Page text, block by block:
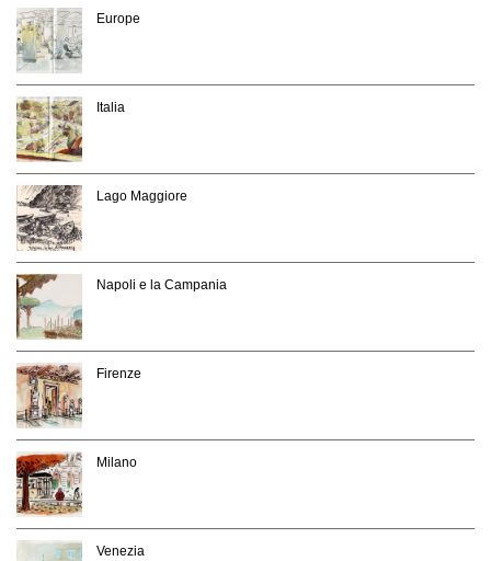
Europe
Italia
Lago Maggiore
Napoli e la Campania
Firenze
Milano
Venezia